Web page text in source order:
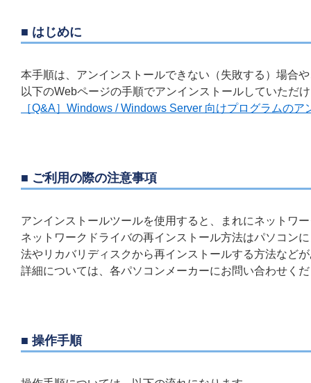
■ はじめに
本手順は、アンインストールできない（失敗する）場合
以下のWebページの手順でアンインストールしていただ
［Q&A］Windows / Windows Server 向けプログラムのア
■ ご利用の際の注意事項
アンインストールツールを使用すると、まれにネットワ
ネットワークドライバの再インストール方法はパソコン
法やリカバリディスクから再インストールする方法など
詳細については、各パソコンメーカーにお問い合わせく
■ 操作手順